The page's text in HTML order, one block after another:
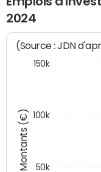
2024
Montants (€)
(Source : JDN
50k
100k
150k